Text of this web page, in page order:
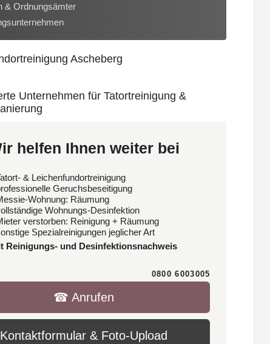
& Ordnungsämter
helfen Ihnen weiter bei
& Leichenfundortreinigung
Geruchsbeseitigung
Wohnung: Räumung
Wohnungs-Desinfektion
verstorben: Reinigung + Räumung
Spezialreinigungen jeglicher Art
Reinigungs- und Desinfektionsnachweis
0800 6003005
☎︎ Anrufen
Kontaktformular & Foto-Upload